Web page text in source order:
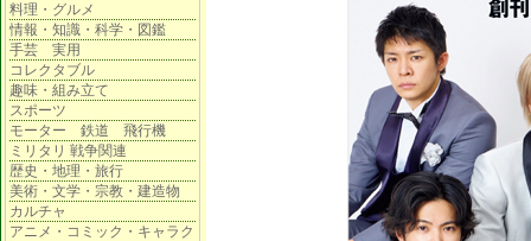
料理・グルメ
情報・知識・科学・図鑑
手芸 実用
コレクタブル
趣味・組み立て
スポーツ
モーター 鉄道 飛行機
ミリタリ 戦争関連
歴史・地理・旅行
美術・文学・宗教・建造物
カルチャ
アニメ・コミック・キャラク